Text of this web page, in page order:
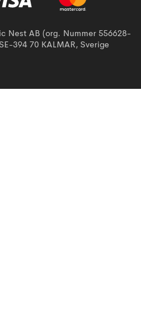
Nest AB (org. Nummer 556628-
394 70 KALMAR, Sverige